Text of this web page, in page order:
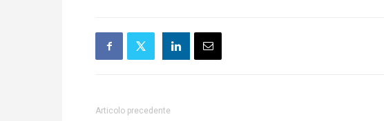
Articolo precedente